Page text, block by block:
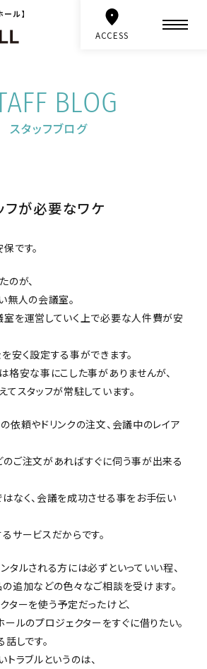
ル】
ACCESS
スタッフブログ
BLOG
フが必要なワケ
です。
のが、
無人の会議室。
を運営していく上で必要な人件費が安
安く設定する事ができます。
格安な事にこした事がありませんが、
スタッフが常駐しています。
依頼やドリンクの注文、会議中のレイア
ご注文があればすぐに伺う事が出来る
なく、会議を成功させる事をお手伝い
サービスだからです。
タルされる方には必ずといっていい程、
追加などの色々なご相談を受けます。
ターを使う予定だったけど、
ールのプロジェクターをすぐに借りたい。
しです。
ラブルというのは、